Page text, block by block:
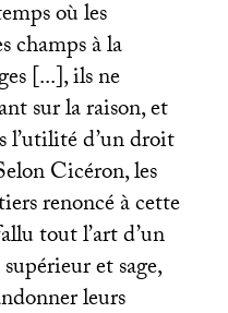
où les
champs à la
[...], ils ne
sur la raison, et
l’utilité d’un droit
Cicéron, les
renoncé à cette
tout l’art d’un
et sage,
leurs